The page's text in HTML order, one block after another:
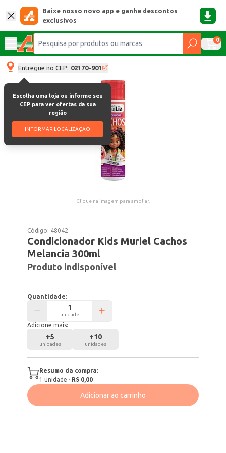
Baixe nosso novo app e ganhe descontos
exclusivos
0
Entregue no CEP: 02170-901
Escolha uma loja ou informe seu
CEP para ver ofertas da sua
região
INFORMAR LOCALIZAÇÃO
Clique na imagem para ampliar.
Código: 48042
Condicionador Kids Muriel Cachos
Melancia 300ml
Produto indisponível
Quantidade:
unidade
Adicione mais:
+5
unidades
+10
unidades
Resumo da compra:
1 unidade · R$ 0,00
Adicionar ao carrinho